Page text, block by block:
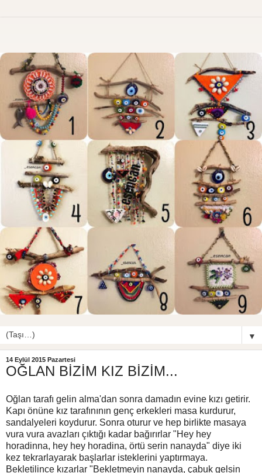
▼
14 Eylül 2015 Pazartesi
OĞLAN BİZİM KIZ BİZİM...
Oğlan tarafı gelin alma'dan sonra damadın evine kızı getirir.
Kapı önüne kız tarafınının genç erkekleri masa kurdurur,
sandalyeleri koydurur. Sonra oturur ve hep birlikte masaya
vura vura avazları çıktığı kadar bağırırlar "Hey hey
horadinna, hey hey horadina, örtü serin nanayda" diye iki
kez tekrarlayarak başlarlar isteklerini yaptırmaya.
Bekletilince kızarlar "Bekletmeyin nanayda, çabuk gelsin